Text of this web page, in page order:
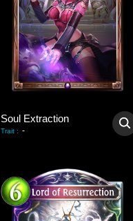
Soul Extraction
Trait : -